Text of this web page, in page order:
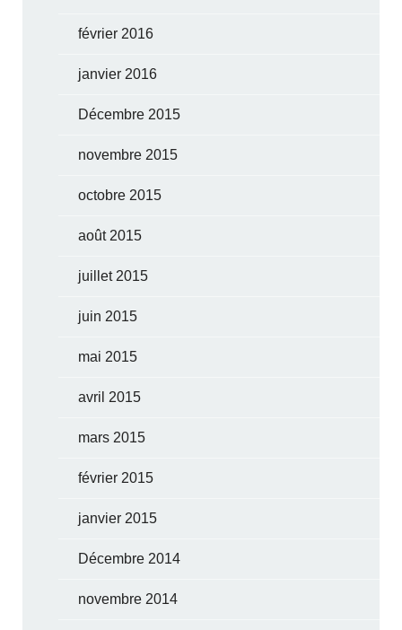
février 2016
janvier 2016
Décembre 2015
novembre 2015
octobre 2015
août 2015
juillet 2015
juin 2015
mai 2015
avril 2015
mars 2015
février 2015
janvier 2015
Décembre 2014
novembre 2014